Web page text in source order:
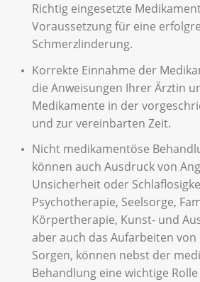
Richtig eingesetzte
Voraussetzung für eine
Schmerzlinderung.
Korrekte Einnahme der
die Anweisungen Ihrer Ärztin
Medikamente in der
und zur vereinbarten Zeit.
Nicht medikamentöse
können auch Ausdruck von
Unsicherheit oder
Psychotherapie, Seelsorge,
Körpertherapie, Kunst- und
aber auch das Aufarbeiten
Sorgen, können nebst der
Behandlung eine wichtige